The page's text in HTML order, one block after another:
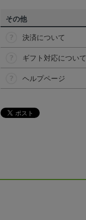
その他
決済について
ギフト対応について
ヘルプページ